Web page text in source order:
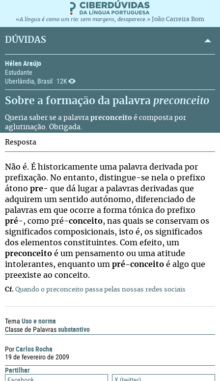
«A língua é como um rio: sem margens, desaparece.» João Carreira Bom
DÚVIDAS
Hélen Araújo
Estudante
Uberlândia, Brasil
12K
Sobre a formação da palavra preconceito
Queria saber se a palavra preconceito é composta por
aglutinação. Obrigada.
PorCarlos Rocha
19 de fevereiro de 2009
Partilhar
Resposta
Não é. É historicamente uma palavra derivada por
prefixação. No entanto, distingue-se nela o prefixo
átono pre- que dá lugar a palavras derivadas que
adquirem um sentido autónomo, diferenciado de
palavras em que ocorre a forma tónica do prefixo
pré-, como pré-conceito, nas quais se conservam os
significados composicionais, isto é, os significados
dos elementos constituintes. Com efeito, um
preconceito é um pensamento ou uma atitude
intolerantes, enquanto um pré-conceito é algo que
preexiste ao conceito.
Cf. Quando o preconceito passa pelas nossas redes sociais
Tema Uso e norma
Classe de Palavrassubstantivo